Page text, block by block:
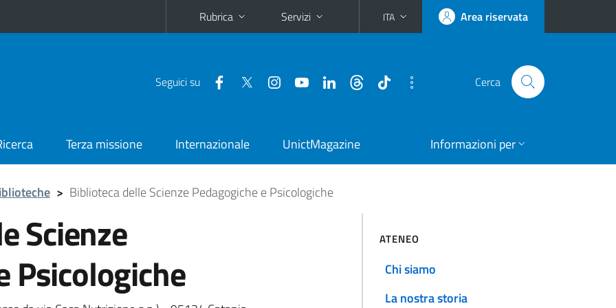
Rubrica Servizi ITA Area riservata
Seguici su Cerca
Terza missione Internazionale UnictMagazine Informazioni per
> Biblioteca delle Scienze Pedagogiche e Psicologiche
Scienze
Psicologiche
ATENEO
Chi siamo
La nostra storia